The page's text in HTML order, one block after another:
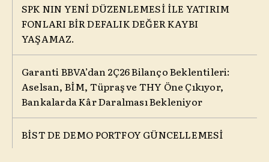
SPK NIN YENİ DÜZENLEMESİ İLE YATIRIM
FONLARI BİR DEFALIK DEĞER KAYBI
YAŞAMAZ.
Garanti BBVA’dan 2Ç26 Bilanço Beklentileri:
Aselsan, BİM, Tüpraş ve THY Öne Çıkıyor,
Bankalarda Kâr Daralması Bekleniyor
BİST DE DEMO PORTFOY GÜNCELLEMESİ